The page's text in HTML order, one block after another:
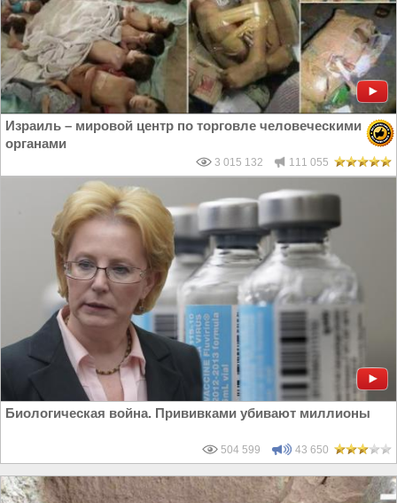
Израиль – мировой центр по торговле человеческими
органами
3 015 132 111 055
Биологическая война. Прививками убивают миллионы
504 599 43 650